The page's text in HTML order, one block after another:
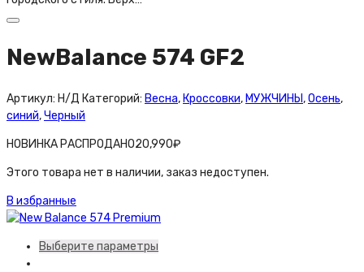
NewBalance 574 GF2
Артикул: Н/Д Категорий: Весна, Кроссовки, МУЖЧИНЫ ,Осень,
синий,Черный
НОВИНКА РАСПРОДАНО20,990₽
Этого товара нет в наличии, заказ недоступен.
В избранные
Выберите параметры